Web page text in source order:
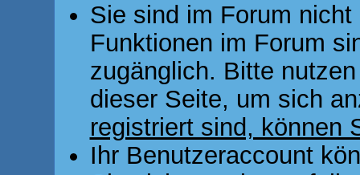
Sie sind im Forum
Funktionen im Forum
zugänglich. Bitte
dieser Seite, um sich
registriert sind, können
Ihr Benutzeraccount